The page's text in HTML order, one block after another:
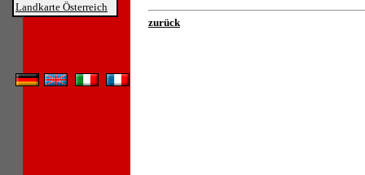
Landkarte Österreich
zurück